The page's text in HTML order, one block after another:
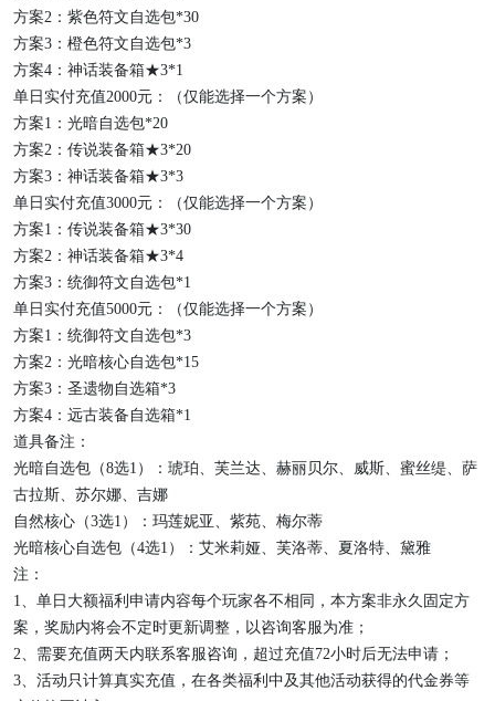
方案2：紫色符文自选包*30
方案3：橙色符文自选包*3
方案4：神话装备箱★3*1
单日实付充值2000元：（仅能选择一个方案）
方案1：光暗自选包*20
方案2：传说装备箱★3*20
方案3：神话装备箱★3*3
单日实付充值3000元：（仅能选择一个方案）
方案1：传说装备箱★3*30
方案2：神话装备箱★3*4
方案3：统御符文自选包*1
单日实付充值5000元：（仅能选择一个方案）
方案1：统御符文自选包*3
方案2：光暗核心自选包*15
方案3：圣遗物自选箱*3
方案4：远古装备自选箱*1
道具备注：
光暗自选包（8选1）：琥珀、芙兰达、赫丽贝尔、威斯、蜜丝缇、萨
古拉斯、苏尔娜、吉娜
自然核心（3选1）：玛莲妮亚、紫苑、梅尔蒂
光暗核心自选包（4选1）：艾米莉娅、芙洛蒂、夏洛特、黛雅
注：
1、单日大额福利申请内容每个玩家各不相同，本方案非永久固定方
案，奖励内将会不定时更新调整，以咨询客服为准；
2、需要充值两天内联系客服咨询，超过充值72小时后无法申请；
3、活动只计算真实充值，在各类福利中及其他活动获得的代金券等